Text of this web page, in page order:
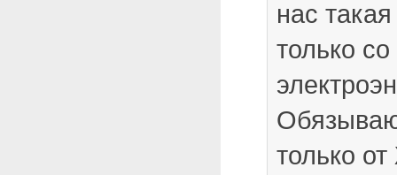
нас
только
только